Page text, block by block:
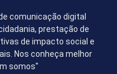
comunicação digital
prestação de
de impacto social e
Nos conheça melhor
somos"